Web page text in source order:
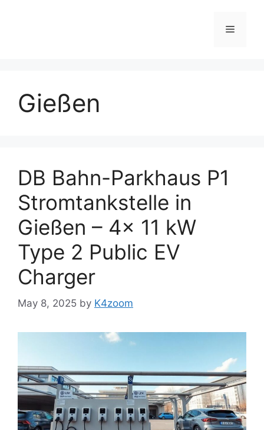
Menu
Gießen
DB Bahn-Parkhaus P1
Stromtankstelle in
Gießen – 4x 11 kW
Type 2 Public EV
Charger
May 8, 2025 by K4zoom